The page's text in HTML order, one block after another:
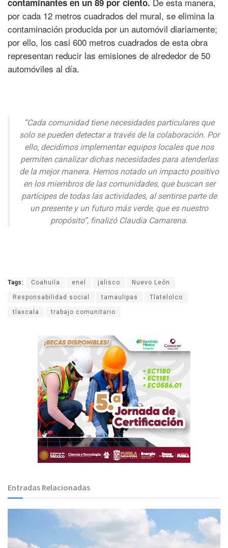
por cada 12 metros cuadrados del mural, se elimina la
contaminación producida por un automóvil diariamente;
por ello, los casi 600 metros cuadrados de esta obra
representan reducir las emisiones de alrededor de 50
automóviles al día.
“Cada comunidad tiene necesidades particulares que
solo se pueden detectar a través de la colaboración. Por
ello, decidimos implementar equipos locales que nos
permiten canalizar dichas necesidades para atenderlas
de la mejor manera. Hemos notado un impacto positivo
en los miembros de las comunidades, que buscan ser
partícipes de todas las actividades, al sentirse parte de
un presente y un futuro más verde, que es nuestro
propósito”, finalizó Claudia Camarena.
Tags: Coahuila enel jalisco Nuevo León
Responsabilidad social tamaulipas Tlatelolco
tlaxcala trabajo comunitario
Entradas Relacionadas